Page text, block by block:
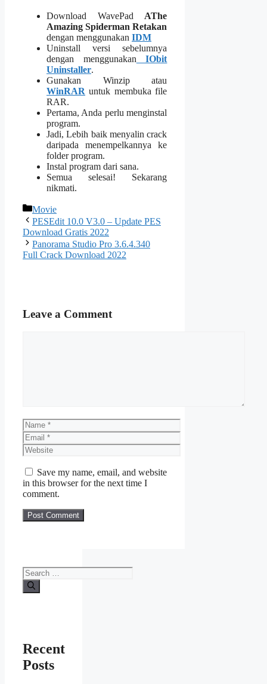
Download WavePad AThe
Amazing SpidermanRetakan
dengan menggunakan IDM
Uninstall versi sebelumnya
dengan menggunakan IObit
Uninstaller.
Gunakan Winzip atau
WinRAR untuk membuka file
RAR.
Pertama, Anda perlu menginstal
program.
Jadi, Lebih baik menyalin crack
daripada menempelkannya ke
folder program.
Instal program dari sana.
Semua selesai! Sekarang
nikmati.
Categories
Movie
PESEdit 10.0 V3.0 – Update PES
Download Gratis 2022
Panorama Studio Pro 3.6.4.340
Full Crack Download 2022
Leave a Comment
Name
Email
Website
Save my name, email, and website
in this browser for the next time I
comment.
Search
for:
Recent
Posts